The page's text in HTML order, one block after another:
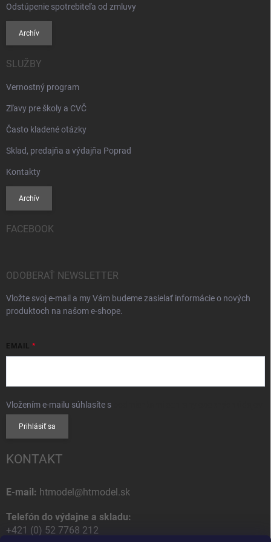
Odstúpenie spotrebiteľa od zmluvy
Archív
SLUŽBY
Vernostný program
Zľavy pre školy a CVČ
Často kladené otázky
Sklad, predajňa a výdajňa Poprad
Kontakty
Archív
FACEBOOK
ODOBERAŤ NEWSLETTER
Vložte svoj e-mail a my Vám budeme zasielať informácie o nových
produktoch na našom e-shope.
EMAIL
Vložením e-mailu súhlasíte s
Prihlásiť sa
KONTAKT
E-mail: htmodel@htmodel.sk
Telefón do výdajne a skladu:
+421 (0) 52 7768 212